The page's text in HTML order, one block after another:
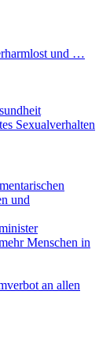
und …
Sexualverhalten
und
Menschen in
an allen